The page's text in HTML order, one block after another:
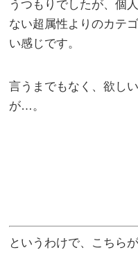
うつもりでしたが、個
ない超属性よりのカテ
い感じです。
言うまでもなく、欲し
が…。
というわけで、こちら